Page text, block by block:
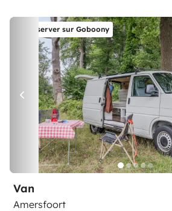
Réserver sur Goboony
Van
Amersfoort